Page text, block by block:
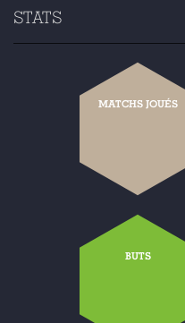
STATS
MATCHS JOUÉS
BUTS